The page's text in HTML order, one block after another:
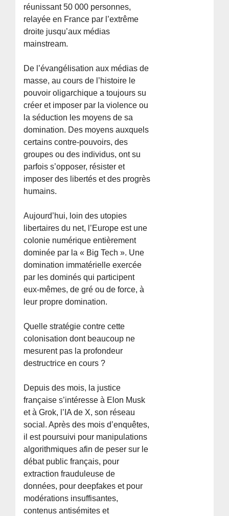
réunissant 50 000 personnes,
relayée en France par l’extrême
droite jusqu’aux médias
mainstream.
De l’évangélisation aux médias de
masse, au cours de l’histoire le
pouvoir oligarchique a toujours su
créer et imposer par la violence ou
la séduction les moyens de sa
domination. Des moyens auxquels
certains contre-pouvoirs, des
groupes ou des individus, ont su
parfois s’opposer, résister et
imposer des libertés et des progrès
humains.
Aujourd’hui, loin des utopies
libertaires du net, l’Europe est une
colonie numérique entièrement
dominée par la « Big Tech ». Une
domination immatérielle exercée
par les dominés qui participent
eux-mêmes, de gré ou de force, à
leur propre domination.
Quelle stratégie contre cette
colonisation dont beaucoup ne
mesurent pas la profondeur
destructrice en cours ?
Depuis des mois, la justice
française s’intéresse à Elon Musk
et à Grok, l’IA de X, son réseau
social. Après des mois d’enquêtes,
il est poursuivi pour manipulations
algorithmiques afin de peser sur le
débat public français, pour
extraction frauduleuse de
données, pour deepfakes et pour
modérations insuffisantes,
contenus antisémites et